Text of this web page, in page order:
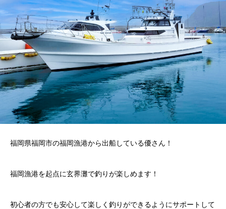
福岡県福岡市の福岡漁港から出船している優さん！
福岡漁港を起点に玄界灘で釣りが楽しめます！
初心者の方でも安心して楽しく釣りができるようにサポートして